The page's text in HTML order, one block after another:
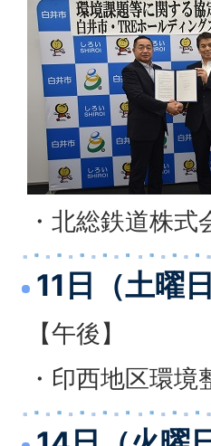
・北総鉄道株式
11日（土曜日
【午後】
・印西地区環